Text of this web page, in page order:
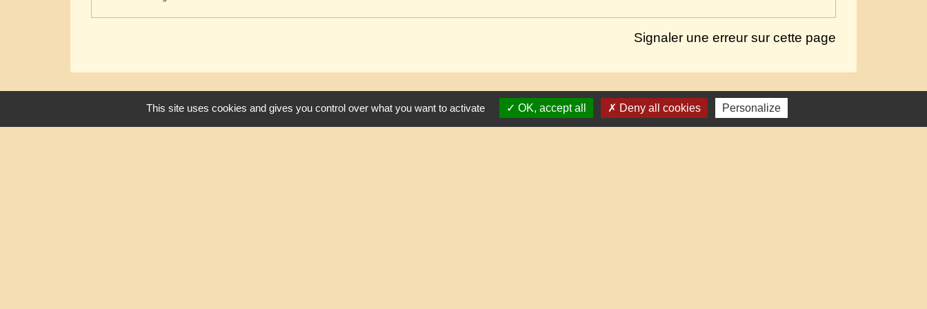
Signaler une erreur sur cette page
Contacts
This site uses cookies and gives you control over what you want to activate OK, accept all Deny all cookies Personalize